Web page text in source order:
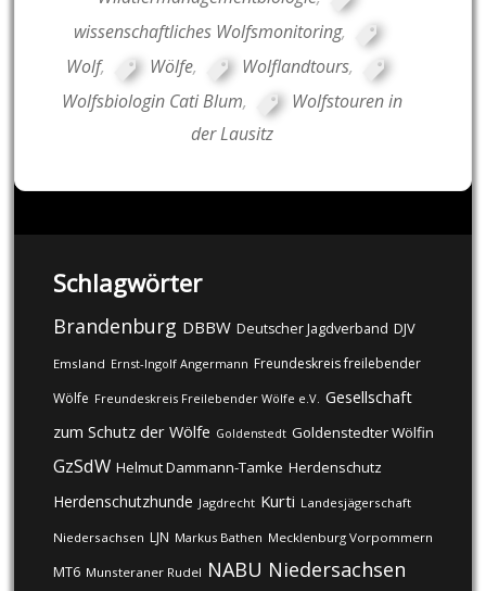
wissenschaftliches Wolfsmonitoring,
Wolf, Wölfe, Wolflandtours,
Wolfsbiologin Cati Blum,
Wolfstouren in
der Lausitz
Schlagwörter
Brandenburg DBBW Deutscher Jagdverband DJV
Emsland Ernst-Ingolf Angermann Freundeskreis freilebender
Wölfe Freundeskreis Freilebender Wölfe e.V. Gesellschaft
zum Schutz der Wölfe Goldenstedt Goldenstedter Wölfin
GzSdW Helmut Dammann-Tamke Herdenschutz
Herdenschutzhunde Jagdrecht Kurti Landesjägerschaft
Niedersachsen LJN Markus Bathen Mecklenburg Vorpommern
MT6 Munsteraner Rudel NABU Niedersachsen